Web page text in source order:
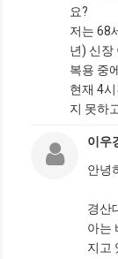
요?
저는 68
년) 신장
복용 중
현재 4
지 못하
이우
안녕
경산
아는
지고